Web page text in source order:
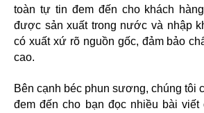
toàn tự tin đem đến cho khách
được sản xuất trong nước và nhập
có xuất xứ rõ nguồn gốc, đảm bảo
cao.
Bên cạnh béc phun sương, chúng tôi
đem đến cho bạn đọc nhiều bài